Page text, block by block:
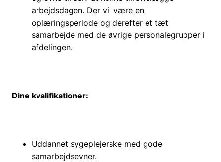
arbejdsdagen. Der vil være en
oplæringsperiode og derefter et tæt
samarbejde med de øvrige personalegrupper i
afdelingen.
Dine kvalifikationer:
Uddannet sygeplejerske med gode
samarbejdsevner.